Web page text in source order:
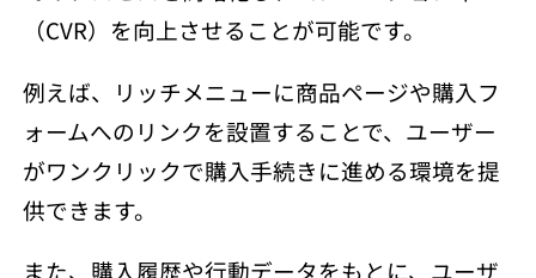
（CVR）を向上させることが可能です。
例えば、リッチメニューに商品ページや購入フ
ォームへのリンクを設置することで、ユーザー
がワンクリックで購入手続きに進める環境を提
供できます。
また、購入履歴や行動データをもとに、ユーザ